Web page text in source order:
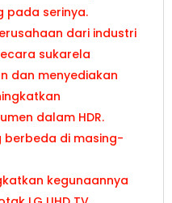
pada serinya.
dari industri
sukarela
dan menyediakan
dalam HDR.
berbeda di masing-